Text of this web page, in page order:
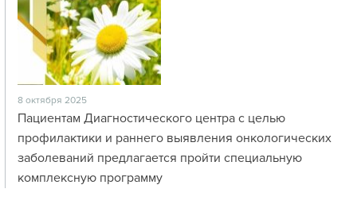
8 октября 2025
Пациентам Диагностического центра с целью
профилактики и раннего выявления онкологических
заболеваний предлагается пройти специальную
комплексную программу